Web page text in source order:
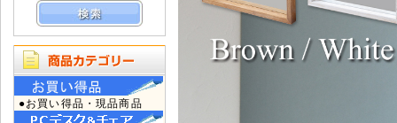
●お買い得品・現品商品